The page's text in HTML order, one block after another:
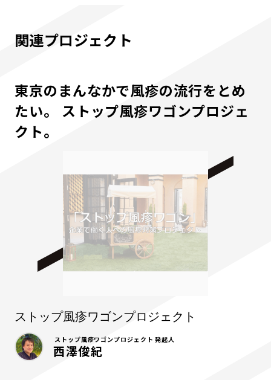
関連プロジェクト
東京のまんなかで風疹の流行をとめ
たい。 ストップ風疹ワゴンプロジェ
クト。
ストップ風疹ワゴンプロジェクト
ストップ風疹ワゴンプロジェクト 発起人
西澤俊紀